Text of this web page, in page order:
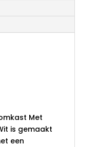
Met
is gemaakt
een